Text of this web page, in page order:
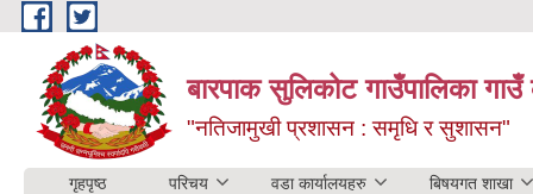
Skip to main content
बारपाक सुलिकोट गाउँपालिका गाउँ
"नतिजामुखी प्रशासन : समृधि र सुशासन"
गृहपृष्ठ परिचय वडा कार्यालयहरु बिषयगत शाखा